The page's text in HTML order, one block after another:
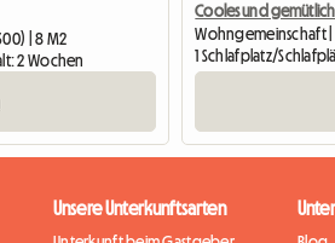
| 8 M2
2 Wochen
Cooles und
Wohngemeinschaft |
1 Schlafplatz/
Unsere Unterkunftsarten